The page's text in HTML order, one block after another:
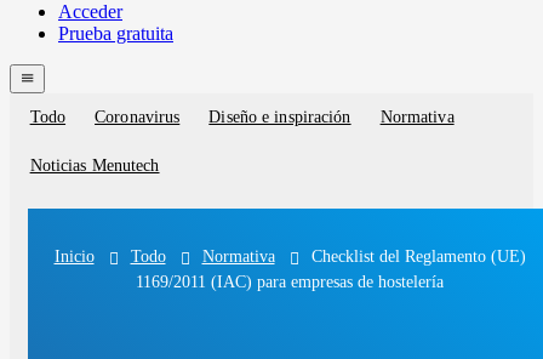
Menutech
navigation
Acceder
Prueba gratuita
menu
Blog
categories
Todo Coronavirus Diseño e inspiración Normativa
Noticias Menutech
Inicio Todo Normativa
Checklist del Reglamento (UE)
1169/2011 (IAC) para empresas de hostelería